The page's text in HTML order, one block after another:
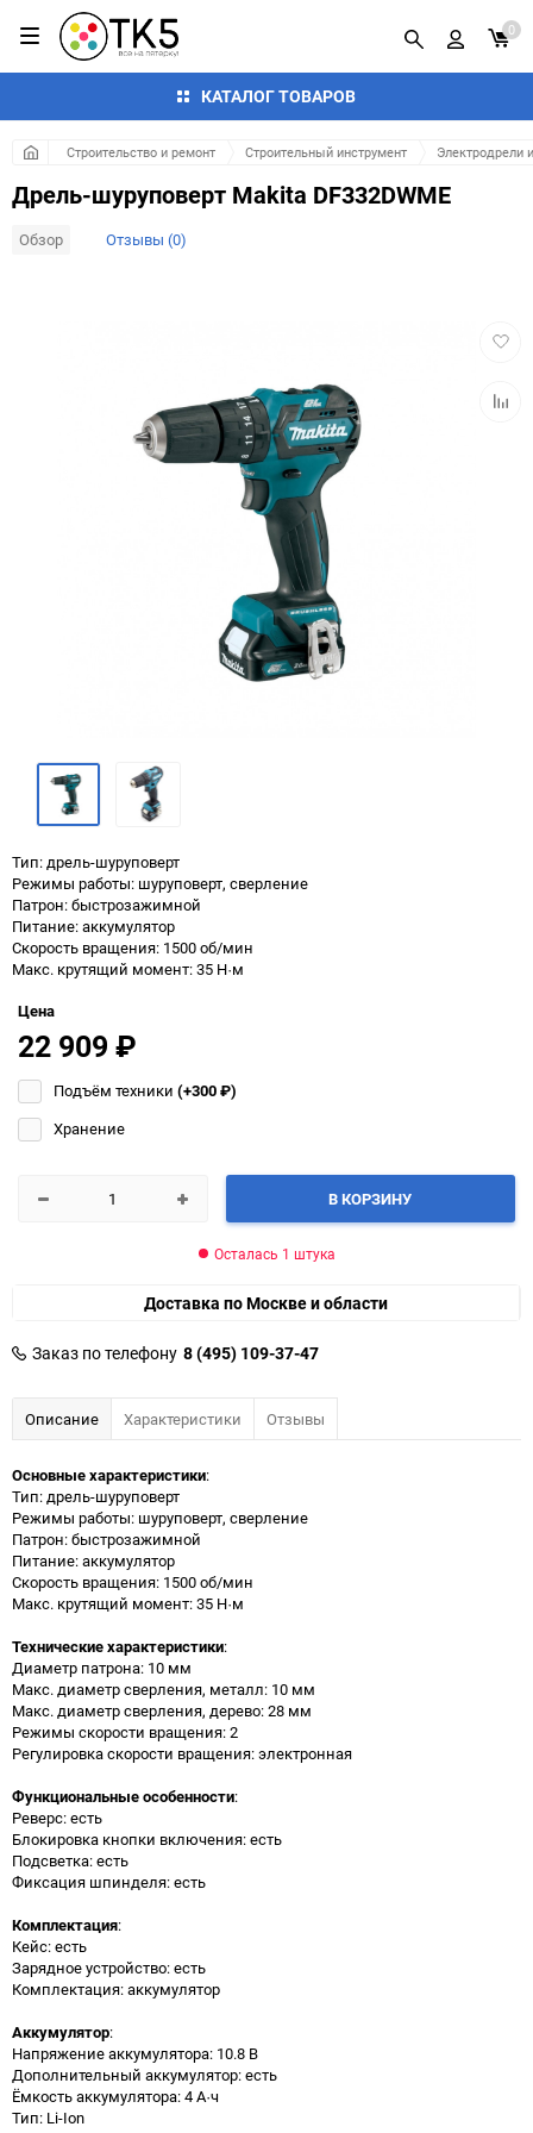
КАТАЛОГ ТОВАРОВ
0
Строительство и ремонт Строительный инструмент Электродрели
Дрель-шуруповерт Makita DF332DWME
Обзор Отзывы (0)
Тип: дрель-шуруповерт
Режимы работы: шуруповерт, сверление
Патрон: быстрозажимной
Питание: аккумулятор
Скорость вращения: 1500 об/мин
Макс. крутящий момент: 35 Н·м
Цена
22 909 ₽
Подъём техники (+300₽)
Хранение
В КОРЗИНУ
Осталась 1 штука
Доставка по Москве и области
Заказ по телефону 8 (495) 109-37-47
Описание Характеристики Отзывы
Основные характеристики:
Тип: дрель-шуруповерт
Режимы работы: шуруповерт, сверление
Патрон: быстрозажимной
Питание: аккумулятор
Скорость вращения: 1500 об/мин
Макс. крутящий момент: 35 Н·м
Технические характеристики:
Диаметр патрона: 10 мм
Макс. диаметр сверления, металл: 10 мм
Макс. диаметр сверления, дерево: 28 мм
Режимы скорости вращения: 2
Регулировка скорости вращения: электронная
Функциональные особенности:
Реверс: есть
Блокировка кнопки включения: есть
Подсветка: есть
Фиксация шпинделя: есть
Комплектация:
Кейс: есть
Зарядное устройство: есть
Комплектация: аккумулятор
Аккумулятор:
Напряжение аккумулятора: 10.8 В
Дополнительный аккумулятор: есть
Ёмкость аккумулятора: 4 А·ч
Тип: Li-Ion